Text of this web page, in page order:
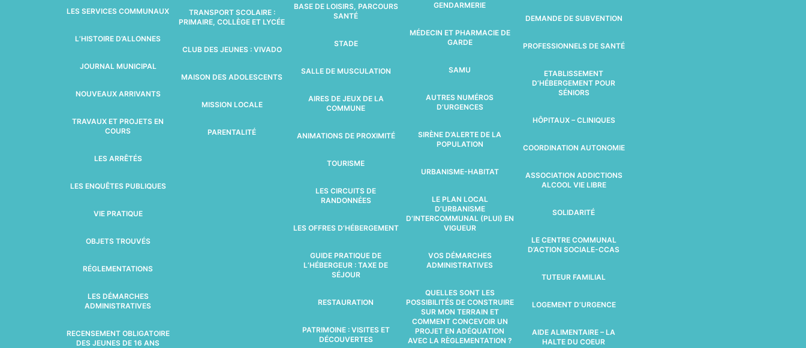
LES SERVICES COMMUNAUX
L’HISTOIRE D’ALLONNES
JOURNAL MUNICIPAL
NOUVEAUX ARRIVANTS
TRAVAUX ET PROJETS EN
COURS
LES ARRÊTÉS
LES ENQUÊTES PUBLIQUES
VIE PRATIQUE
OBJETS TROUVÉS
RÉGLEMENTATIONS
LES DÉMARCHES
ADMINISTRATIVES
RECENSEMENT OBLIGATOIRE
DES JEUNES DE 16 ANS
TRANSPORT SCOLAIRE :
PRIMAIRE, COLLÈGE ET LYCÉE
CLUB DES JEUNES : VIVADO
MAISON DES ADOLESCENTS
MISSION LOCALE
PARENTALITÉ
BASE DE LOISIRS, PARCOURS
SANTÉ
STADE
SALLE DE MUSCULATION
AIRES DE JEUX DE LA
COMMUNE
ANIMATIONS DE PROXIMITÉ
TOURISME
LES CIRCUITS DE
RANDONNÉES
LES OFFRES D’HÉBERGEMENT
GUIDE PRATIQUE DE
L’HÉBERGEUR : TAXE DE
SÉJOUR
RESTAURATION
PATRIMOINE : VISITES ET
DÉCOUVERTES
GENDARMERIE
MÉDECIN ET PHARMACIE DE
GARDE
SAMU
AUTRES NUMÉROS
D’URGENCES
SIRÈNE D’ALERTE DE LA
POPULATION
URBANISME-HABITAT
LE PLAN LOCAL
D’URBANISME
D’INTERCOMMUNAL (PLUI) EN
VIGUEUR
VOS DÉMARCHES
ADMINISTRATIVES
QUELLES SONT LES
POSSIBILITÉS DE CONSTRUIRE
SUR MON TERRAIN ET
COMMENT CONCEVOIR UN
PROJET EN ADÉQUATION
AVEC LA RÈGLEMENTATION ?
DEMANDE DE SUBVENTION
PROFESSIONNELS DE SANTÉ
ETABLISSEMENT
D’HÉBERGEMENT POUR
SÉNIORS
HÔPITAUX – CLINIQUES
COORDINATION AUTONOMIE
ASSOCIATION ADDICTIONS
ALCOOL VIE LIBRE
SOLIDARITÉ
LE CENTRE COMMUNAL
D’ACTION SOCIALE-CCAS
TUTEUR FAMILIAL
LOGEMENT D’URGENCE
AIDE ALIMENTAIRE – LA
HALTE DU COEUR